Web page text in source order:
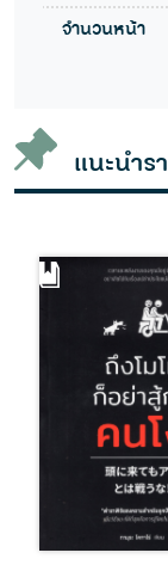
จำนวนหน้า
แนะนำ